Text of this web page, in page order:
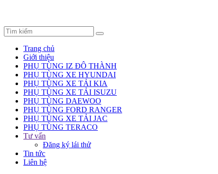
Trang chủ
Giới thiệu
PHỤ TÙNG IZ ĐÔ THÀNH
PHỤ TÙNG XE HYUNDAI
PHỤ TÙNG XE TẢI KIA
PHỤ TÙNG XE TẢI ISUZU
PHỤ TÙNG DAEWOO
PHỤ TÙNG FORD RANGER
PHỤ TÙNG XE TẢI JAC
PHỤ TÙNG TERACO
Tư vấn
Đăng ký lái thử
Tin tức
Liên hệ